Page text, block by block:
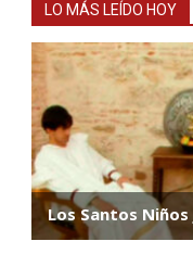
LO MÁS LEÍDO HOY